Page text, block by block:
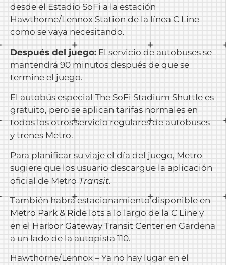
desde el Estadio SoFi a la estación
Hawthorne/Lennox Station de la línea C Line
como se vaya necesitando.
Después del juego: El servicio de autobuses se
mantendrá 90 minutos después de que se
termine el juego.
El autobús especial The SoFi Stadium Shuttle es
gratuito, pero se aplican tarifas normales en
todos los otros servicio regulares de autobuses
y trenes Metro.
Para planificar su viaje el día del juego, Metro
sugiere que los usuario descargue la aplicación
oficial de Metro Transit.
También habrá estacionamiento disponible en
Metro Park & Ride lots a lo largo de la C Line y
en el Harbor Gateway Transit Center en Gardena
a un lado de la autopista 110.
Hawthorne/Lennox – Ya no hay lugar en el